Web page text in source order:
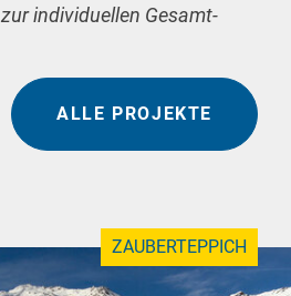
individuellen Gesamt-
ALLE PROJEKTE
ZAUBERTEPPICH